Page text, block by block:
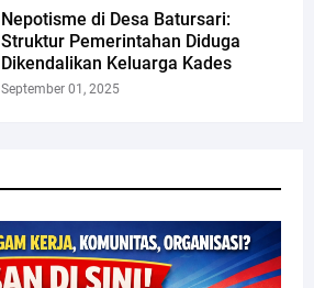
Nepotisme di Desa Batursari:
Struktur Pemerintahan Diduga
Dikendalikan Keluarga Kades
September 01, 2025